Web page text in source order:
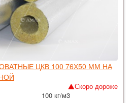
ЦКВ 100 76Х50 ММ НА
Скоро дороже
100 кг/м3